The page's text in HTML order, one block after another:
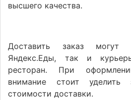
высшего качества.
Доставить заказ
Яндекс.Еды, так и
ресторан. При
внимание стоит
стоимости доставки.